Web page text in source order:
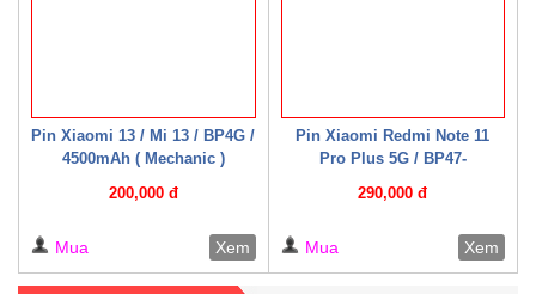
Pin Xiaomi 13 / Mi 13 / BP4G /
4500mAh ( Mechanic )
200,000 đ
Mua Xem
Pin Xiaomi Redmi Note 11
Pro Plus 5G / BP47-
290,000 đ
Mua Xem